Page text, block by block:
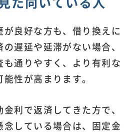
が良好な方も、借り換えに
遅延や延滞がない場合、
も通りやすく、より有利な
性が高まります。
利で返済してきた方で、
している場合は、固定金